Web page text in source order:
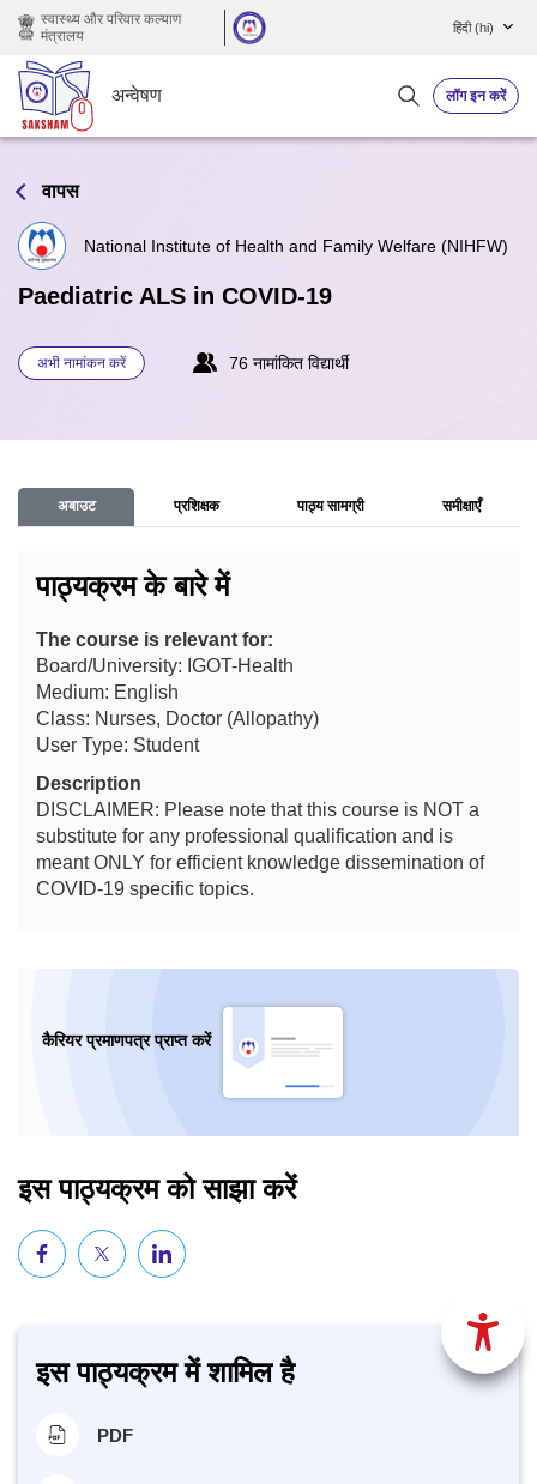
छोड़ कर मुख्य सामग्री पर जाएं
स्वास्थ्य और परिवार कल्याण
मंत्रालय
हिंदी ‎(hi)‎
अन्वेषण लॉग इन करें
वापस
National Institute of Health and Family Welfare (NIHFW)
Paediatric ALS in COVID-19
अभी नामांकन करें 76 नामांकित विद्यार्थी
अबाउट प्रशिक्षक पाठ्य सामग्री समीक्षाएँ
पाठ्यक्रम के बारे में
The course is relevant for:
Board/University: IGOT-Health
Medium: English
Class: Nurses, Doctor (Allopathy)
User Type: Student
Description
DISCLAIMER: Please note that this course is NOT a
substitute for any professional qualification and is
meant ONLY for efficient knowledge dissemination of
COVID-19 specific topics.
कैरियर प्रमाणपत्र प्राप्त करें
इस पाठ्यक्रम को साझा करें
इस पाठ्यक्रम में शामिल है
PDF